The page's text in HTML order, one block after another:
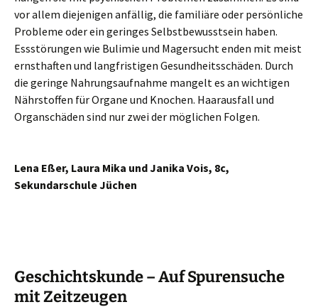
vor allem diejenigen anfällig, die familiäre oder persönliche
Probleme oder ein geringes Selbstbewusstsein haben.
Essstörungen wie Bulimie und Magersucht enden mit meist
ernsthaften und langfristigen Gesundheitsschäden. Durch
die geringe Nahrungsaufnahme mangelt es an wichtigen
Nährstoffen für Organe und Knochen. Haarausfall und
Organschäden sind nur zwei der möglichen Folgen.
Lena Eßer, Laura Mika und Janika Vois, 8c,
Sekundarschule Jüchen
Geschichtskunde – Auf Spurensuche
mit Zeitzeugen